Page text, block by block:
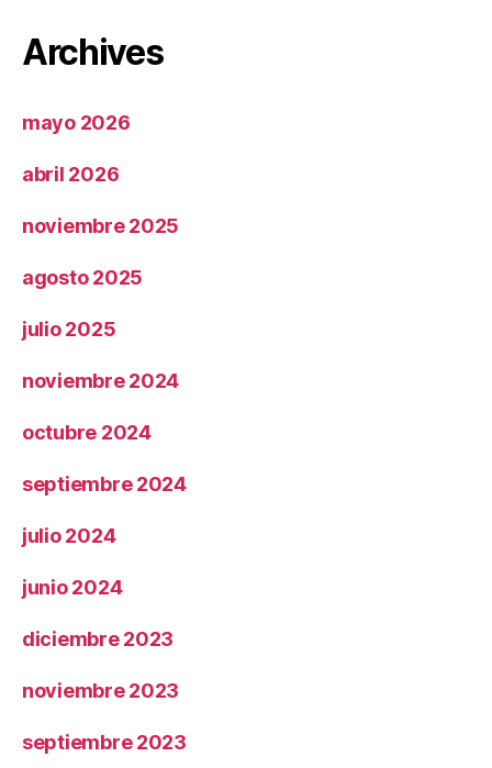
Archives
mayo 2026
abril 2026
noviembre 2025
agosto 2025
julio 2025
noviembre 2024
octubre 2024
septiembre 2024
julio 2024
junio 2024
diciembre 2023
noviembre 2023
septiembre 2023